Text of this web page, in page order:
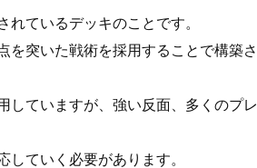
ているデッキのことです。
を突いた戦術を採用することで構築さ
していますが、強い反面、多くのプレ
ていく必要があります。